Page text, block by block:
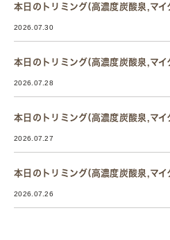
本日のトリミング(高濃度炭酸泉,マイ
2026.07.30
本日のトリミング(高濃度炭酸泉,マイ
2026.07.28
本日のトリミング(高濃度炭酸泉,マイ
2026.07.27
本日のトリミング(高濃度炭酸泉,マイ
2026.07.26